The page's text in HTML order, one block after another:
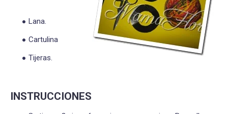
Lana.
Cartulina
Tijeras.
INSTRUCCIONES